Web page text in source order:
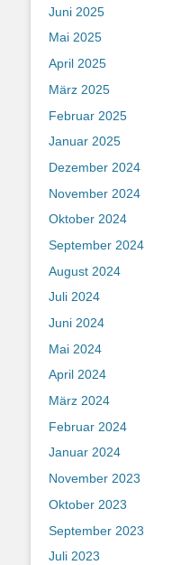
Juni 2025
Mai 2025
April 2025
März 2025
Februar 2025
Januar 2025
Dezember 2024
November 2024
Oktober 2024
September 2024
August 2024
Juli 2024
Juni 2024
Mai 2024
April 2024
März 2024
Februar 2024
Januar 2024
November 2023
Oktober 2023
September 2023
Juli 2023